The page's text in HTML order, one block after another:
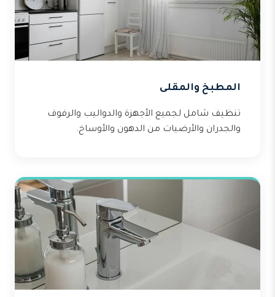
المطبخ والمقلى
تنظيف شامل لجميع الأجهزة والدواليب والرفوف
والجدران والأرضيات من الدهون والأوساخ.